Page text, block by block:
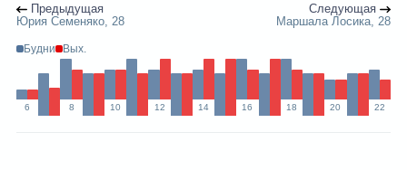
Предыдущая
Юрия Семеняко, 28
Следующая
Маршала Лосика, 28
Будни Вых.
6 8 10 12 14 16 18 20 22